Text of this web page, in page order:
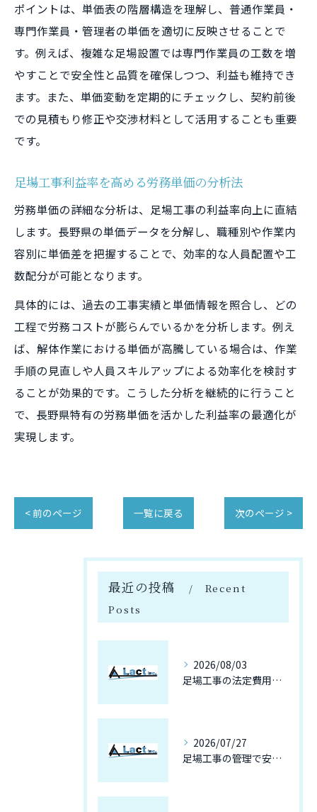
ポイントは、単価表の階層構造を理解し、普通作業員・
専門作業員・管理者の単価を適切に反映させることで
す。例えば、複雑な足場設置では専門作業員の工数を増
やすことで安全性と品質を確保しつつ、利益も維持でき
ます。また、単価変動を定期的にチェックし、契約前後
での見積もり修正や交渉材料として活用することも重要
です。
足場工事利益率を高める労務単価の分析法
労務単価の詳細な分析は、足場工事の利益率向上に直結
します。長野県の単価データを分解し、職種別や作業内
容別に単価差を把握することで、効率的な人員配置や工
数配分が可能となります。
具体的には、過去の工事実績と単価情報を照合し、どの
工程で労務コストが膨らんでいるかを分析します。例え
ば、解体作業における単価が高騰している場合は、作業
手順の見直しや人員スキルアップによる効率化を検討す
ることが効果的です。こうした分析を継続的に行うこと
で、長野県特有の労務単価を活かした利益率の最適化が
実現します。
< 前のページ 一覧に戻る 次のページ >
最近の投稿
Recent
Posts
2026/08/03
足場工事の法定費用と長野県で見積もりを適正判断するための完全ガイド
2026/07/27
足場工事の管理で安全と信頼を両立するために現場責任者が実践すべき最新ガイド